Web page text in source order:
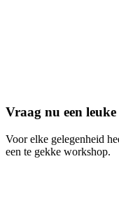
Vraag nu een
Voor elke gelegenheid
een te gekke workshop.